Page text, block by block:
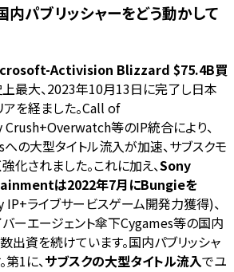
パブリッシャーをどう動かして
Activision Blizzard $75.4B買
最大、2023年10月13日に完了し日本
を経ました。Call of
等のIP統合により、
の大型タイトル流入が加速、サブスクモ
化されました。これに加え、Sony
は2022年7月にBungieを
ライブサービスゲーム開発力獲得)、
ーエージェント傘下Cygames等の国内
出資を続けています。国内パブリッシャ
1に、サブスクの大型タイトル流入でユ